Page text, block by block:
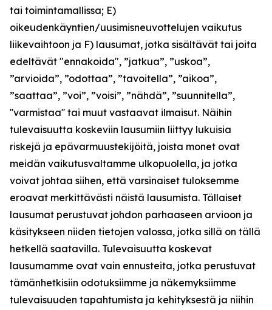
tai toimintamallissa; E)
oikeudenkäyntien/uusimisneuvottelujen vaikutus
liikevaihtoon ja F) lausumat, jotka sisältävät tai joita
edeltävät "ennakoida", ”jatkua”, ”uskoa”,
”arvioida”, ”odottaa”, ”tavoitella”, ”aikoa”,
”saattaa”, ”voi”, ”voisi”, ”nähdä”, ”suunnitella”,
''varmistaa'' tai muut vastaavat ilmaisut. Näihin
tulevaisuutta koskeviin lausumiin liittyy lukuisia
riskejä ja epävarmuustekijöitä, joista monet ovat
meidän vaikutusvaltamme ulkopuolella, ja jotka
voivat johtaa siihen, että varsinaiset tuloksemme
eroavat merkittävästi näistä lausumista. Tällaiset
lausumat perustuvat johdon parhaaseen arvioon ja
käsitykseen niiden tietojen valossa, jotka sillä on tällä
hetkellä saatavilla. Tulevaisuutta koskevat
lausumamme ovat vain ennusteita, jotka perustuvat
tämänhetkisiin odotuksiimme ja näkemyksiimme
tulevaisuuden tapahtumista ja kehityksestä ja niihin